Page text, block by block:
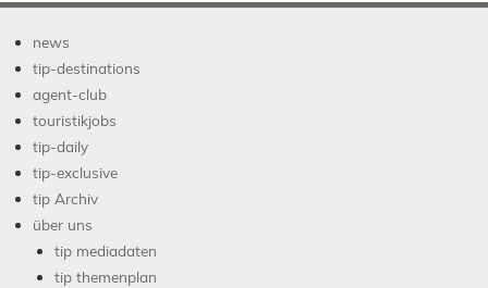
news
tip-destinations
agent-club
touristikjobs
tip-daily
tip-exclusive
tip Archiv
über uns
tip mediadaten
tip themenplan